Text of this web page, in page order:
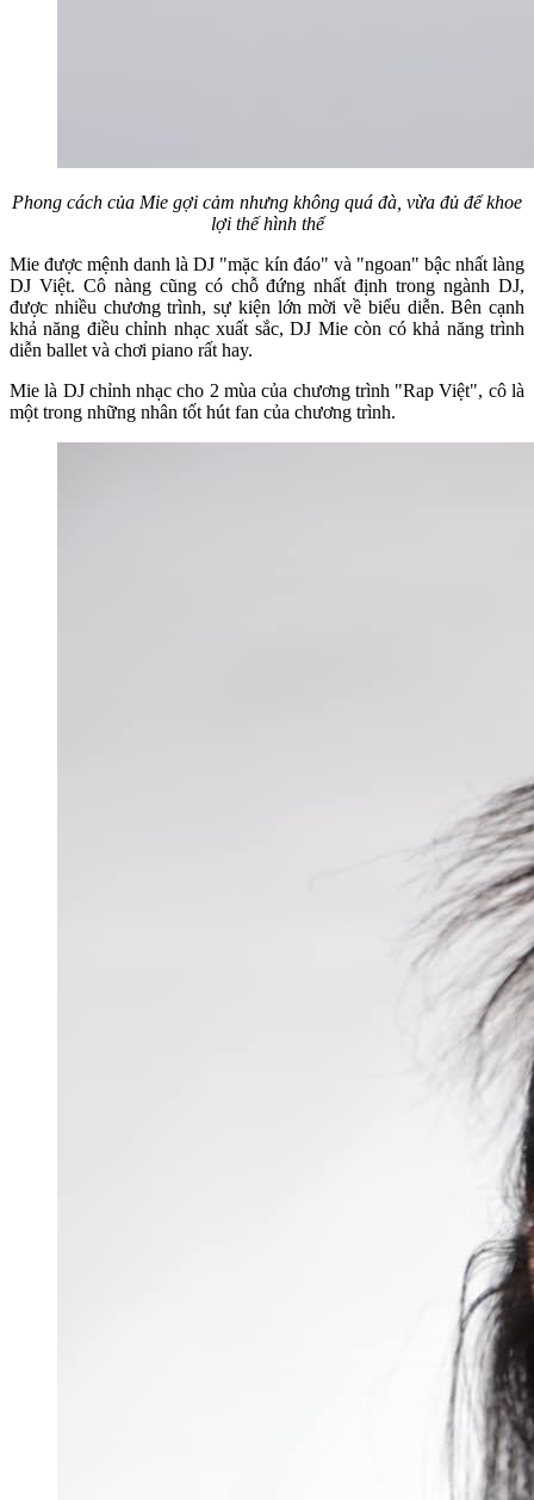
Phong cách của Mie gợi cảm nhưng không quá đà, vừa đủ để khoe
lợi thế hình thể
Mie được mệnh danh là DJ "mặc kín đáo" và "ngoan" bậc nhất làng
DJ Việt. Cô nàng cũng có chỗ đứng nhất định trong ngành DJ,
được nhiều chương trình, sự kiện lớn mời về biểu diễn. Bên cạnh
khả năng điều chỉnh nhạc xuất sắc, DJ Mie còn có khả năng trình
diễn ballet và chơi piano rất hay.
Mie là DJ chỉnh nhạc cho 2 mùa của chương trình "Rap Việt", cô là
một trong những nhân tốt hút fan của chương trình.